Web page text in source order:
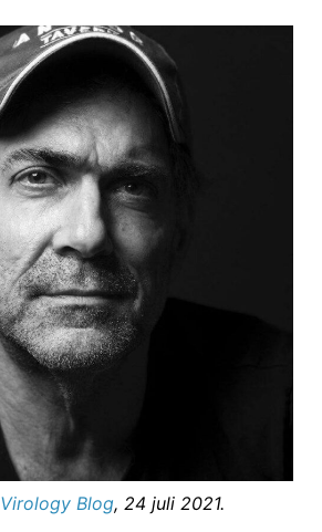
Virology Blog, 24 juli 2021.